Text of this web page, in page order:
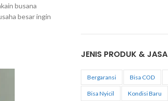
busana
besar ingin
JENIS PRODUK & JASA
Bergaransi Bisa COD
Bisa Nyicil Kondisi Baru